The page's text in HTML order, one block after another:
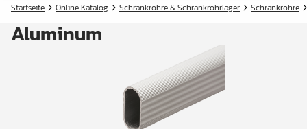
Startseite Online Katalog Schrankrohre & Schrankrohrlager Schrankrohre
Aluminum